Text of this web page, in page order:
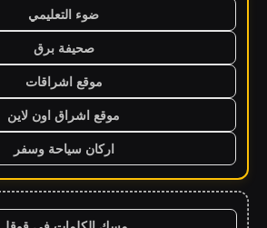
ضوء التعليمي
صحيفة برق
موقع اشراقات
موقع اشراق اون لاين
اركان سياحة وسفر